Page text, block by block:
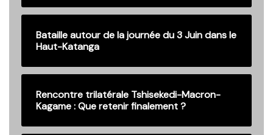
Bataille autour de la journée du 3 Juin dans le
Haut-Katanga
Rencontre trilatérale Tshisekedi-Macron-
Kagame : Que retenir finalement ?